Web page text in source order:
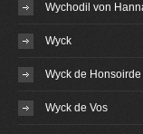
Wychodil von
Wyck
Wyck de
Wyck de Vos